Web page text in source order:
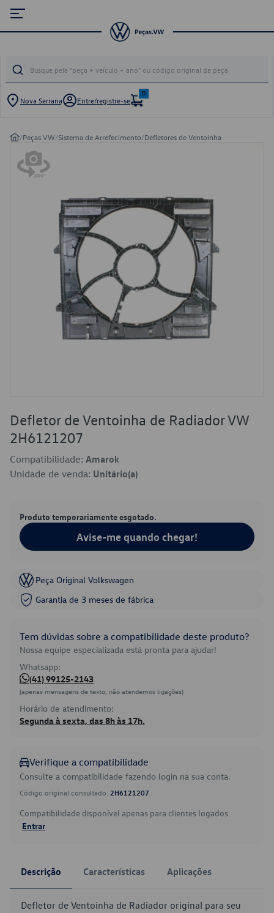
Nova Serrana Entre/registre-se
0
/Peças VW/Sistema de Arrefecimento/Defletores de Ventoinha
Defletor de Ventoinha de Radiador VW
2H6121207
Compatibilidade: Amarok
Unidade de venda: Unitário(a)
Produto temporariamente esgotado.
Avise-me quando chegar!
Peça Original Volkswagen
Garantia de 3 meses de fábrica
Tem dúvidas sobre a compatibilidade deste produto?
Nossa equipe especializada está pronta para ajudar!
Whatsapp:
(41) 99125-2143
(apenas mensagens de texto, não atendemos ligações)
Horário de atendimento:
Segunda à sexta, das 8h às 17h.
Verifique a compatibilidade
Consulte a compatibilidade fazendo login na sua conta.
Código original consultado: 2H6121207
Compatibilidade disponível apenas para clientes logados.
Entrar
Descrição Características Aplicações
Defletor de Ventoinha de Radiador original para seu